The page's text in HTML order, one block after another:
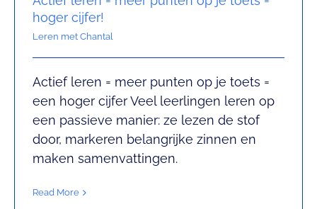
hoger cijfer!
Leren met Chantal
Actief leren = meer punten op je toets =
een hoger cijfer Veel leerlingen leren op
een passieve manier: ze lezen de stof
door, markeren belangrijke zinnen en
maken samenvattingen.
Read More
Hoe leer ik slimmer?
Leren met Chantal